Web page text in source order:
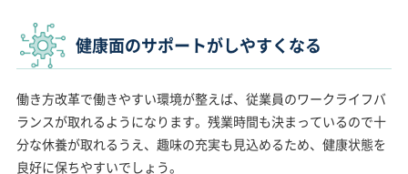
健康面のサポートがしやすくなる
働き方改革で働きやすい環境が整えば、従業員のワークライフバ
ランスが取れるようになります。残業時間も決まっているので十
分な休養が取れるうえ、趣味の充実も見込めるため、健康状態を
良好に保ちやすいでしょう。